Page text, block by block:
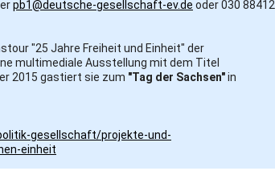
pb1@deutsche-gesellschaft-ev.de oder 030 88412
"25 Jahre Freiheit und Einheit" der
multimediale Ausstellung mit dem Titel
2015 gastiert sie zum "Tag der Sachsen"in
gesellschaft/projekte-und-
einheit